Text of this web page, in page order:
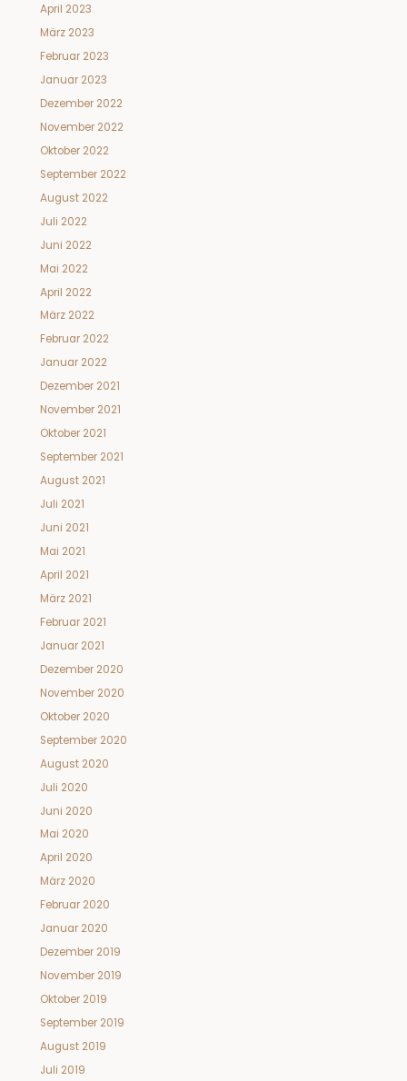
April 2023
März 2023
Februar 2023
Januar 2023
Dezember 2022
November 2022
Oktober 2022
September 2022
August 2022
Juli 2022
Juni 2022
Mai 2022
April 2022
März 2022
Februar 2022
Januar 2022
Dezember 2021
November 2021
Oktober 2021
September 2021
August 2021
Juli 2021
Juni 2021
Mai 2021
April 2021
März 2021
Februar 2021
Januar 2021
Dezember 2020
November 2020
Oktober 2020
September 2020
August 2020
Juli 2020
Juni 2020
Mai 2020
April 2020
März 2020
Februar 2020
Januar 2020
Dezember 2019
November 2019
Oktober 2019
September 2019
August 2019
Juli 2019